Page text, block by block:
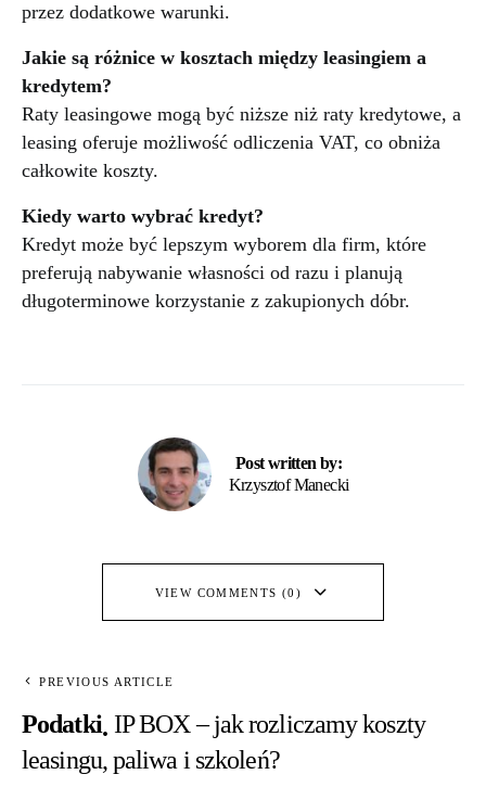
przez dodatkowe warunki.
Jakie są różnice w kosztach między leasingiem a
kredytem?
Raty leasingowe mogą być niższe niż raty kredytowe, a
leasing oferuje możliwość odliczenia VAT, co obniża
całkowite koszty.
Kiedy warto wybrać kredyt?
Kredyt może być lepszym wyborem dla firm, które
preferują nabywanie własności od razu i planują
długoterminowe korzystanie z zakupionych dóbr.
Post written by:
Krzysztof Manecki
VIEW COMMENTS (0)
PREVIOUS ARTICLE
Podatki IP BOX – jak rozliczamy koszty
leasingu, paliwa i szkoleń?